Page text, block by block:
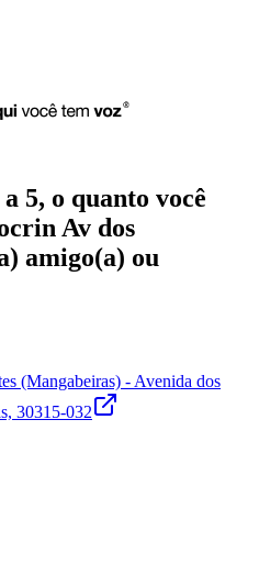
a 5, o quanto você
Av dos
amigo(a) ou
(Mangabeiras) - Avenida dos
30315-032